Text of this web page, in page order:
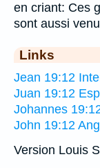
en criant: Ces
sont aussi
Links
Jean 19:12
Juan 19:12
Johannes
John 19:12
Version Louis